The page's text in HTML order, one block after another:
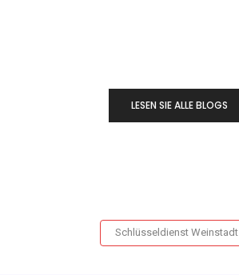
LESEN SIE ALLE BLOGS
Schlüsseldienst Weinstadt